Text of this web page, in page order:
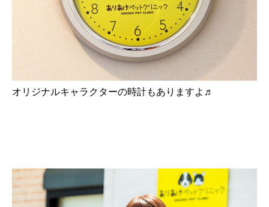
オリジナルキャラクターの時計もありますよ♬